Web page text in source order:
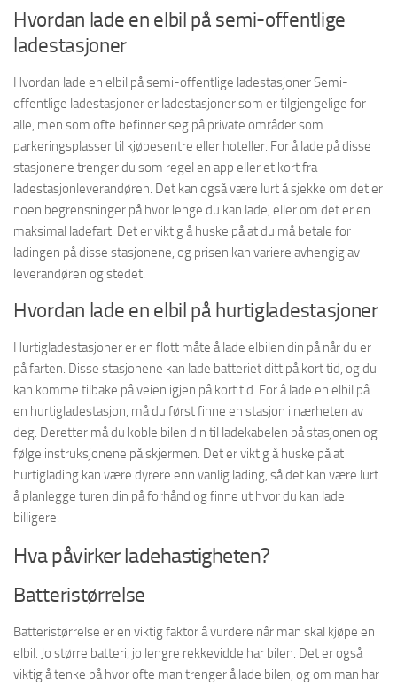
Hvordan lade en elbil på semi-offentlige
ladestasjoner
Hvordan lade en elbil på semi-offentlige ladestasjoner Semi-
offentlige ladestasjoner er ladestasjoner som er tilgjengelige for
alle, men som ofte befinner seg på private områder som
parkeringsplasser til kjøpesentre eller hoteller. For å lade på disse
stasjonene trenger du som regel en app eller et kort fra
ladestasjonleverandøren. Det kan også være lurt å sjekke om det er
noen begrensninger på hvor lenge du kan lade, eller om det er en
maksimal ladefart. Det er viktig å huske på at du må betale for
ladingen på disse stasjonene, og prisen kan variere avhengig av
leverandøren og stedet.
Hvordan lade en elbil på hurtigladestasjoner
Hurtigladestasjoner er en flott måte å lade elbilen din på når du er
på farten. Disse stasjonene kan lade batteriet ditt på kort tid, og du
kan komme tilbake på veien igjen på kort tid. For å lade en elbil på
en hurtigladestasjon, må du først finne en stasjon i nærheten av
deg. Deretter må du koble bilen din til ladekabelen på stasjonen og
følge instruksjonene på skjermen. Det er viktig å huske på at
hurtiglading kan være dyrere enn vanlig lading, så det kan være lurt
å planlegge turen din på forhånd og finne ut hvor du kan lade
billigere.
Hva påvirker ladehastigheten?
Batteristørrelse
Batteristørrelse er en viktig faktor å vurdere når man skal kjøpe en
elbil. Jo større batteri, jo lengre rekkevidde har bilen. Det er også
viktig å tenke på hvor ofte man trenger å lade bilen, og om man har